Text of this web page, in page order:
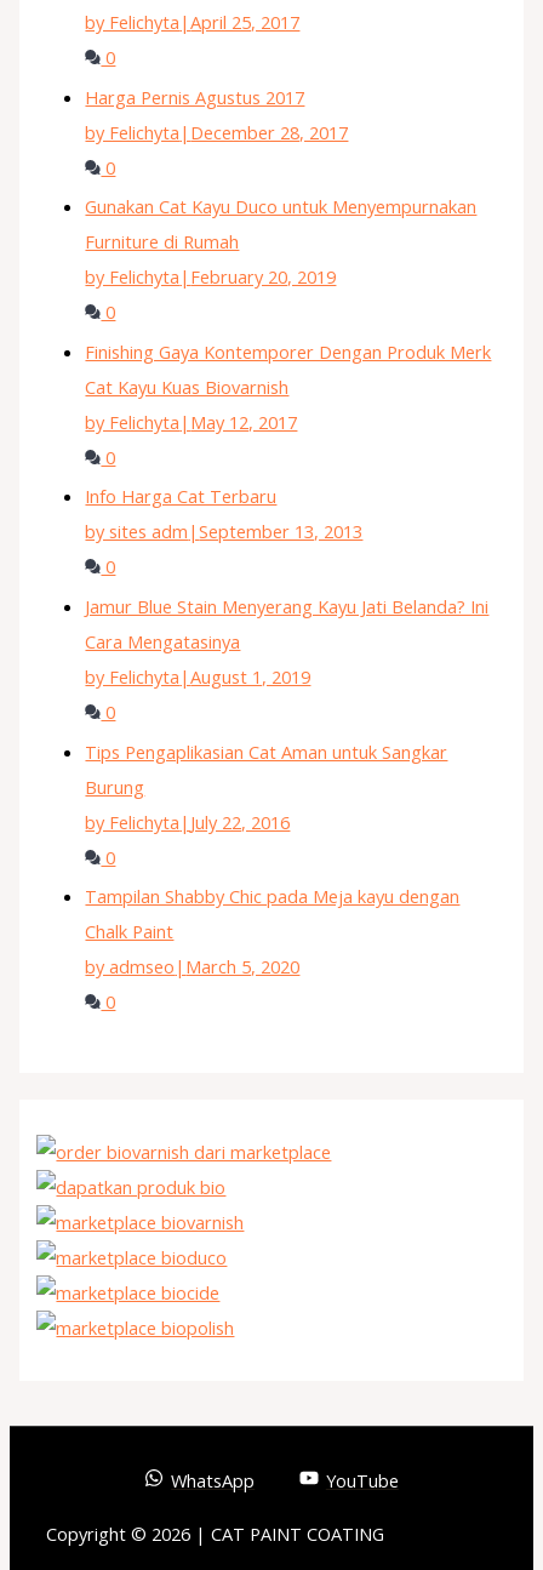
by Felichyta |April 25, 2017
0
Harga Pernis Agustus 2017
by Felichyta | December 28, 2017
0
Gunakan Cat Kayu Duco untuk Menyempurnakan
Furniture di Rumah
by Felichyta | February 20, 2019
0
Finishing Gaya Kontemporer Dengan Produk Merk
Cat Kayu Kuas Biovarnish
by Felichyta | May 12, 2017
0
Info Harga Cat Terbaru
by sites adm |September 13, 2013
0
Jamur Blue Stain Menyerang Kayu Jati Belanda? Ini
Cara Mengatasinya
by Felichyta |August 1, 2019
0
Tips Pengaplikasian Cat Aman untuk Sangkar
Burung
by Felichyta | July 22, 2016
0
Tampilan Shabby Chic pada Meja kayu dengan
Chalk Paint
by admseo | March 5, 2020
0
WhatsApp YouTube
Copyright © 2026 | CAT PAINT COATING